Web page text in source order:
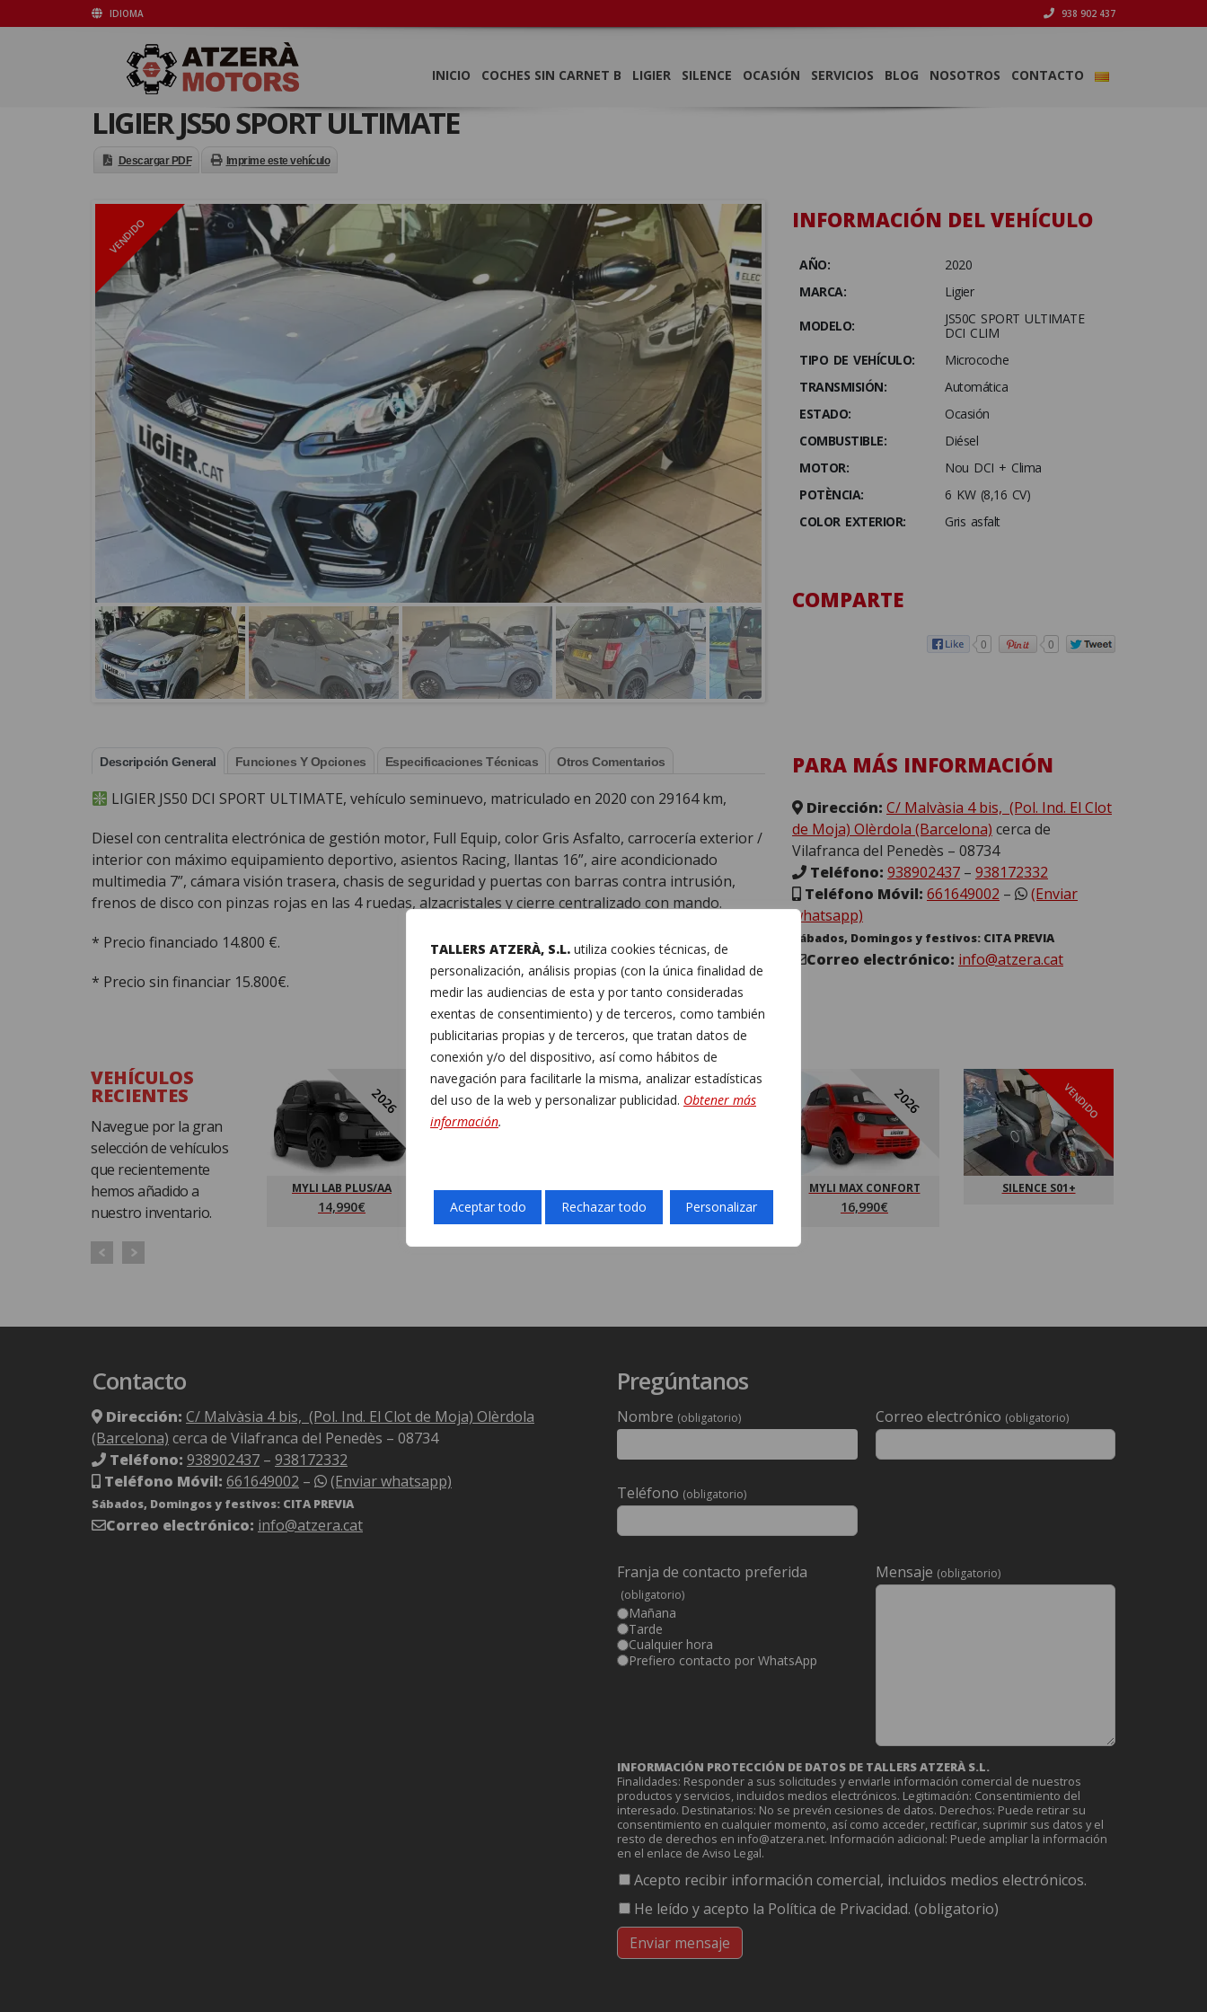
TALLERS ATZERÀ, S.L. utiliza cookies técnicas, de
personalización, análisis propias (con la única finalidad de
medir las audiencias de esta y por tanto consideradas
exentas de consentimiento) y de terceros, como también
publicitarias propias y de terceros, que tratan datos de
conexión y/o del dispositivo, así como hábitos de
navegación para facilitarle la misma, analizar estadísticas
del uso de la web y personalizar publicidad. Obtener más
información.
Personalizar
Rechazar todo
Aceptar todo
IDIOMA 938 902 437
INICIO COCHES SIN CARNET B LIGIER SILENCE OCASIÓN SERVICIOS BLOG NOSOTROS CONTACTO
LIGIER JS50 SPORT ULTIMATE
Descargar PDF Imprime este vehículo
VENDIDO
Descripción General Funciones Y Opciones Especificaciones Técnicas Otros Comentarios
LIGIER JS50 DCI SPORT ULTIMATE, vehículo seminuevo, matriculado en 2020 con 29164 km,
Diesel con centralita electrónica de gestión motor, Full Equip, color Gris Asfalto, carrocería exterior /
interior con máximo equipamiento deportivo, asientos Racing, llantas 16”, aire acondicionado
multimedia 7”, cámara visión trasera, chasis de seguridad y puertas con barras contra intrusión,
frenos de disco con pinzas rojas en las 4 ruedas, alzacristales y cierre centralizado con mando.
* Precio financiado 14.800 €.
* Precio sin financiar 15.800€.
INFORMACIÓN DEL VEHÍCULO
AÑO:
2020
MARCA:
Ligier
MODELO:
JS50C SPORT ULTIMATE
DCI CLIM
TIPO DE VEHÍCULO:
Microcoche
TRANSMISIÓN:
Automática
ESTADO:
Ocasión
COMBUSTIBLE:
Diésel
MOTOR:
Nou DCI + Clima
POTÈNCIA:
6 KW (8,16 CV)
COLOR EXTERIOR:
Gris asfalt
COMPARTE
0 0
PARA MÁS INFORMACIÓN
Dirección: C/ Malvàsia 4 bis, (Pol. Ind. El Clot
de Moja) Olèrdola (Barcelona) cerca de
Vilafranca del Penedès – 08734
Teléfono: 938902437 – 938172332
Teléfono Móvil: 661649002 –
(Enviar
whatsapp)
Sábados, Domingos y festivos: CITA PREVIA
Correo electrónico: info@atzera.cat
VEHÍCULOS
RECIENTES
Navegue por la gran
selección de vehículos
que recientemente
hemos añadido a
nuestro inventario.
2026
MYLI LAB PLUS/AA
14,990€
2026
MYLI LAB
12,990€
2026
MYLI MAX
14,990€
2026
MYLI MAX CONFORT
16,990€
VENDIDO
SILENCE S01+
Contacto
Dirección: C/ Malvàsia 4 bis, (Pol. Ind. El Clot de Moja) Olèrdola
(Barcelona) cerca de Vilafranca del Penedès – 08734
Teléfono: 938902437 – 938172332
Teléfono Móvil: 661649002 – (Enviar whatsapp)
Sábados, Domingos y festivos: CITA PREVIA
Correo electrónico: info@atzera.cat
Pregúntanos
Nombre (obligatorio)
Deixeu
aquest
Correo electrónico (obligatorio)
Teléfono (obligatorio)
Franja de contacto preferida
(obligatorio)
Mañana
Tarde
Cualquier hora
Prefiero contacto por WhatsApp
Mensaje (obligatorio)
INFORMACIÓN PROTECCIÓN DE DATOS DE TALLERS ATZERÀ S.L.
Finalidades: Responder a sus solicitudes y enviarle información comercial de nuestros
productos y servicios, incluidos medios electrónicos. Legitimación: Consentimiento del
interesado. Destinatarios: No se prevén cesiones de datos. Derechos: Puede retirar su
consentimiento en cualquier momento, así como acceder, rectificar, suprimir sus datos y el
resto de derechos en info@atzera.net. Información adicional: Puede ampliar la información
en el enlace de Aviso Legal.
Acepto recibir información comercial, incluidos medios electrónicos.
He leído y acepto la Política de Privacidad. (obligatorio)